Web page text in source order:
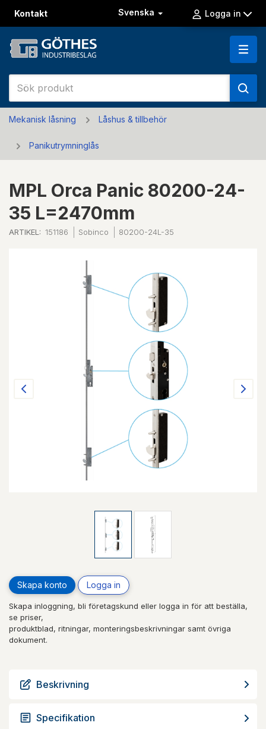
Kontakt Svenska Logga in
Mekanisk låsning Låshus & tillbehör
Panikutrymninglås
MPL Orca Panic 80200-24-
35 L=2470mm
ARTIKEL: 151186 Sobinco 80200-24L-35
Skapa konto Logga in
Skapa inloggning, bli företagskund eller logga in för att beställa,
se priser,
produktblad, ritningar, monteringsbeskrivningar samt övriga
dokument.
Beskrivning
Specifikation